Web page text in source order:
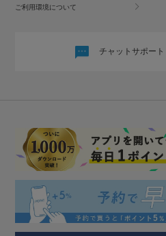
ご利用環境について
チャットサポート